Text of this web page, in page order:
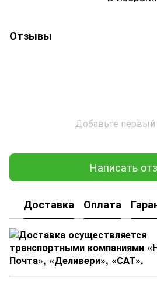
Отзывы
Добавьте
Написать
Доставка Оплата